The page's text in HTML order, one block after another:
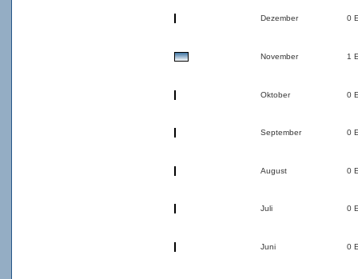
Dezember 0
November 1
Oktober 0
September 0
August 0
Juli 0
Juni 0